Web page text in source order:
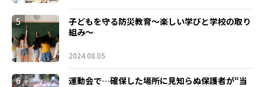
5
子どもを守る防災教育～楽しい学びと学校の取り
組み～
2024.08.05
6
運動会で…確保した場所に見知らぬ保護者が“当